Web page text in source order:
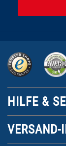
HILFE &
VERSAND-